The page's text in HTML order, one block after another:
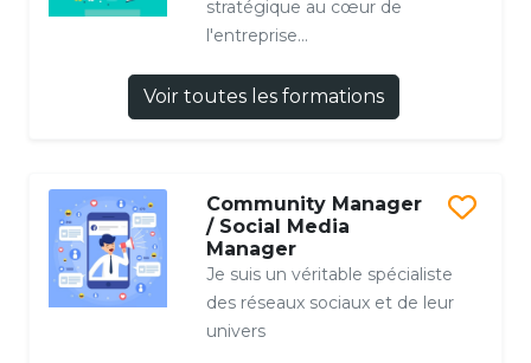
stratégique au cœur de
l'entreprise...
Voir toutes les formations
Community Manager
/ Social Media
Manager
Je suis un véritable spécialiste
des réseaux sociaux et de leur
univers